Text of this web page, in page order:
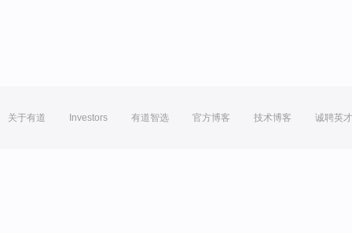
关于有道 Investors 有道智选 官方博客 技术博客 诚聘英才